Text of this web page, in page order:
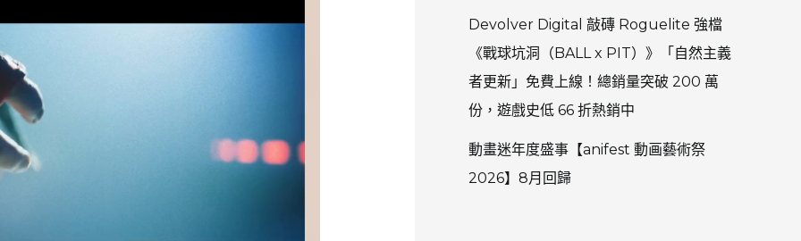
Devolver Digital 敲磚 Roguelite 強檔
《戰球坑洞（BALL x PIT）》「自然主義
者更新」免費上線！總銷量突破 200 萬
份，遊戲史低 66 折熱銷中
動畫迷年度盛事【anifest 動画藝術祭
2026】8月回歸